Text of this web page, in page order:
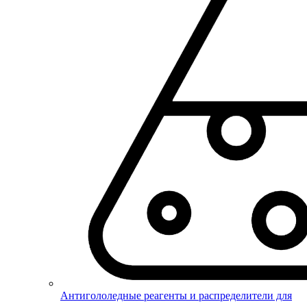
Антигололедные реагенты и распределители для